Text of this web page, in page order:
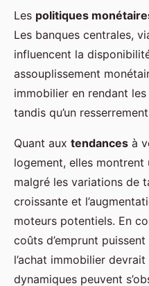
Les politiques
Les banques centrales,
influencent la
assouplissement
immobilier en rendant
tandis qu’un
Quant aux tendances à
logement, elles montrent
malgré les variations de
croissante et
moteurs potentiels. En
coûts d’emprunt
l’achat immobilier
dynamiques peuvent